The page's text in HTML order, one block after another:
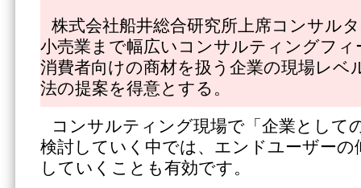
株式会社船井総合研究所上席コンサル
小売業まで幅広いコンサルティングフ
消費者向けの商材を扱う企業の現場レベ
法の提案を得意とする。
コンサルティング現場で「企業として
検討していく中では、エンドユーザーの
していくことも有効です。